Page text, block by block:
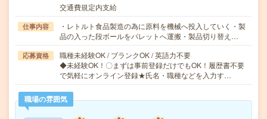
交通費規定内支給
仕事内容
・レトルト食品製造の為に原料を機械へ投入していく・製
品の入った段ボールをパレットへ運搬・製品切り替え…
応募資格
職種未経験OK / ブランクOK / 英語力不要
◆未経験OK！〇まずは事前登録だけでもOK！履歴書不要
で気軽にオンライン登録★氏名・職種などを入力す…
職場の雰囲気